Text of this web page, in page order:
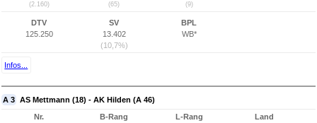
(2.160) (65) (9)
DTV
125.250
SV
13.402
(10,7%)
BPL
WB*
Infos...
A 3 AS Mettmann (18) - AK Hilden (A 46)
Nr.
B-Rang
L-Rang
Land